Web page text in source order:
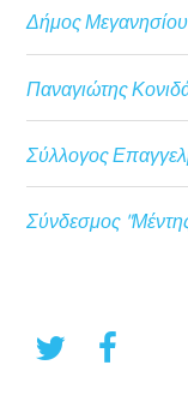
Δήμος Μεγανησίου
Παναγιώτης
Σύλλογος
Σύνδεσμος